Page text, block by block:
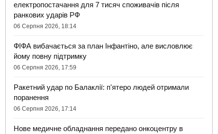
електропостачання для 7 тисяч споживачів після
ранкових ударів РФ
06 Серпня 2026, 18:14
ФІФА вибачається за план Інфантіно, але висловлює
йому повну підтримку
06 Серпня 2026, 17:59
Ракетний удар по Балаклії: п'ятеро людей отримали
поранення
06 Серпня 2026, 17:14
Нове медичне обладнання передано онкоцентру в